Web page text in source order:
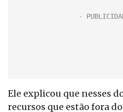
Ele explicou que nesses
recursos que estão fora